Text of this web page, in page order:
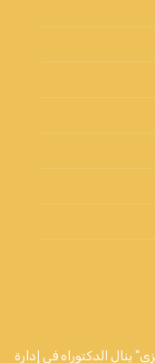
ينال الدكتوراه في إدارة